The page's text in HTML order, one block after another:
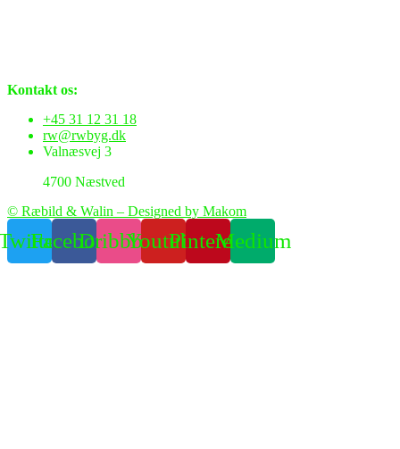
Kontakt os:
+45 31 12 31 18
rw@rwbyg.dk
Valnæsvej 3
4700 Næstved
© Ræbild & Walin – Designed by Makom
FacebookDribbbleYoutubePinterestMedium